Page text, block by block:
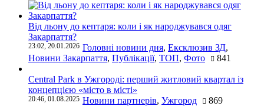
Від льону до кептаря: коли і як народжувався одяг
Закарпаття?
23:02, 20.01.2026 Головні новини дня, Ексклюзив ЗД,
Новини Закарпаття, Публікації, ТОП, Фото 841
Central Park в Ужгороді: перший житловий квартал із
концепцією «місто в місті»
20:46, 01.08.2025 Новини партнерів, Ужгород 869